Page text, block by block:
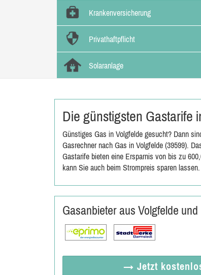
Krankenversicherung
Privathaftpflicht
Solaranlage
Die günstigsten Gastarife
Günstiges Gas in Volgfelde gesucht? Dann
Gasrechner nach Gas in Volgfelde (39599).
Gastarife bieten eine Ersparnis von bis zu
kann Sie auch beim Strompreis sparen lassen.
Gasanbieter aus Volgfelde und
→ Jetzt